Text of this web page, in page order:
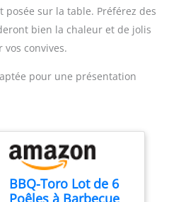
sur la table. Préférez des
bien la chaleur et de jolis
vos convives.
pour une présentation
BBQ-Toro Lot de 6
Poêles à Barbecue